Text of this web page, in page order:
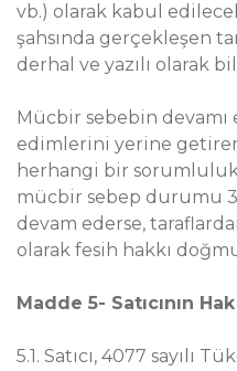
vb.) olarak kabul
şahsında gerçekleşen
derhal ve yazılı olarak
Mücbir sebebin devamı
edimlerini yerine
herhangi bir
mücbir sebep durumu
devam ederse,
olarak fesih hakkı
Madde 5- Satıcının
5.1. Satıcı, 4077 sayılı